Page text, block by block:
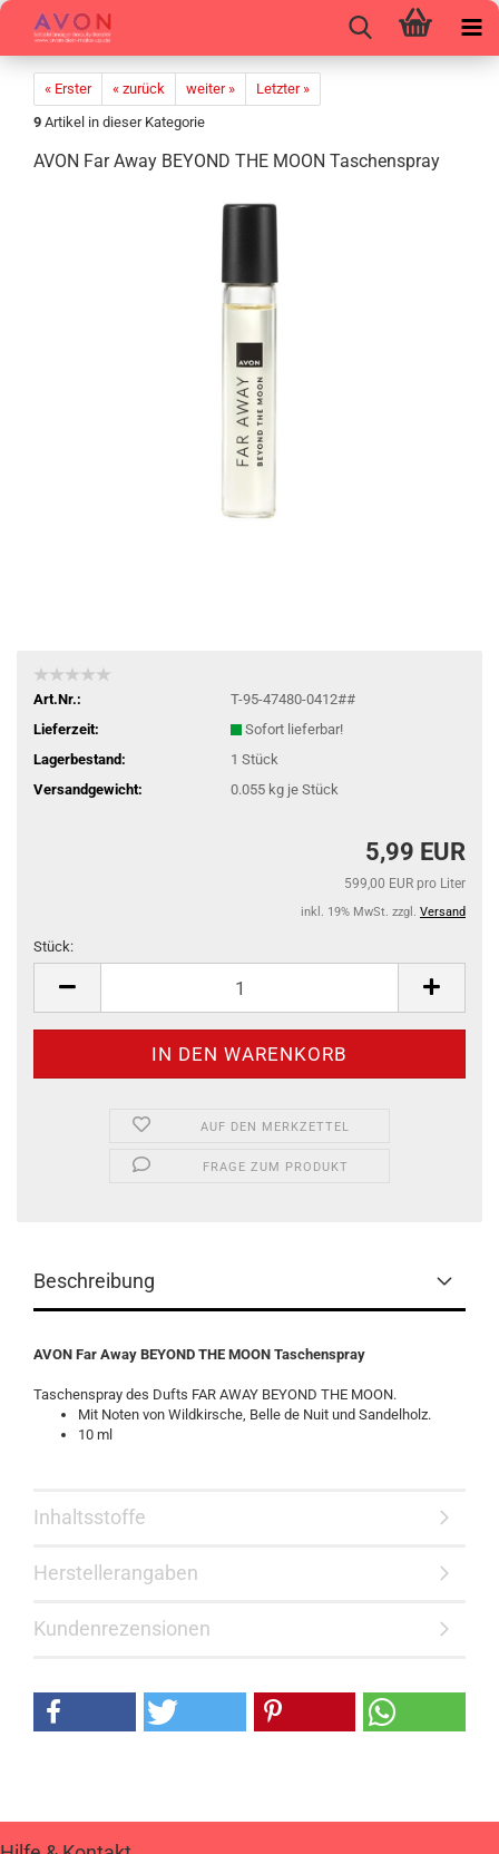
« Erster « zurück weiter »
Letzter »
9 Artikel in dieser Kategorie
AVON Far Away BEY­OND THE MOON Ta­schen­spray
Art.Nr.:
T-95-47480-0412##
Lieferzeit:
Sofort lieferbar!
Lagerbestand:
1 Stück
Versandgewicht:
0.055kg je Stück
5,99 EUR
599,00 EUR pro Liter
inkl. 19% MwSt. zzgl. Versand
Stück:
AUF DEN MERKZETTEL
FRAGE ZUM PRODUKT
Beschreibung
AVON Far Away BEYOND THE MOON Taschenspray
Taschenspray des Dufts FAR AWAY BEYOND THE MOON.
Mit Noten von Wildkirsche, Belle de Nuit und Sandelholz.
10 ml
Inhaltsstoffe
Herstellerangaben
Kundenrezensionen